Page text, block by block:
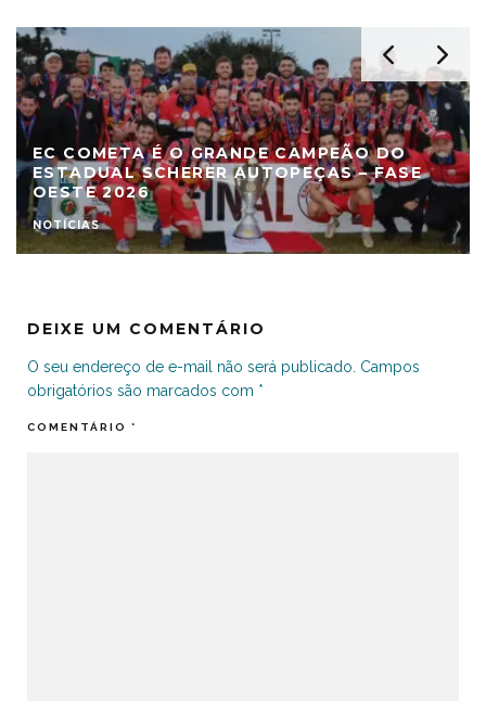
EC COMETA É O GRANDE CAMPEÃO DO
ESTADUAL SCHERER AUTOPEÇAS – FASE
OESTE 2026
NOTÍCIAS
DEIXE UM COMENTÁRIO
O seu endereço de e-mail não será publicado. Campos
obrigatórios são marcados com *
COMENTÁRIO *